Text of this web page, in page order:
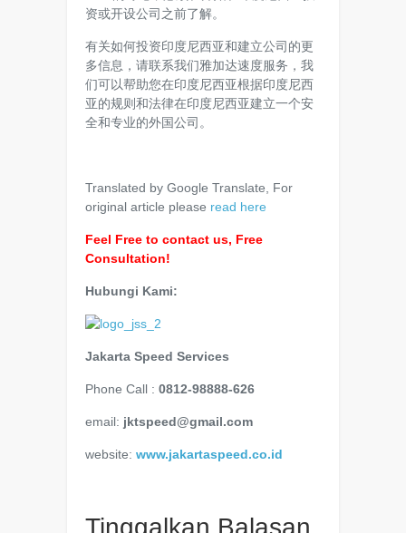
资或开设公司之前了解。
有关如何投资印度尼西亚和建立公司的更
多信息，请联系我们雅加达速度服务，我
们可以帮助您在印度尼西亚根据印度尼西
亚的规则和法律在印度尼西亚建立一个安
全和专业的外国公司。
Translated by Google Translate, For
original article please read here
Feel Free to contact us, Free
Consultation!
Hubungi Kami:
Jakarta Speed Services
Phone Call : 0812-98888-626
email: jktspeed@gmail.com
website: www.jakartaspeed.co.id
Tinggalkan Balasan